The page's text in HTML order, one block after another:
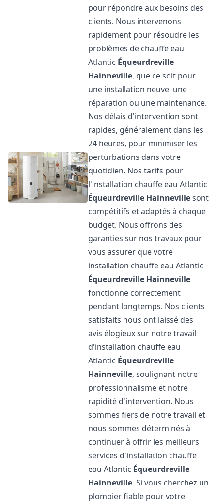
pour répondre aux besoins des
clients. Nous intervenons
rapidement pour résoudre les
problèmes de chauffe eau
Atlantic Équeurdreville
Hainneville, que ce soit pour
une installation neuve, une
réparation ou une maintenance.
Nos délais d'intervention sont
rapides, généralement dans les
24 heures, pour minimiser les
perturbations dans votre
quotidien. Nos tarifs pour
l'installation chauffe eau Atlantic
Équeurdreville Hainnevillesont
compétitifs et adaptés à chaque
budget. Nous offrons des
garanties sur nos travaux pour
vous assurer que votre
installation chauffe eau Atlantic
Équeurdreville Hainneville
fonctionne correctement
pendant longtemps. Nos clients
satisfaits nous ont laissé des
avis élogieux sur notre travail
d'installation chauffe eau
Atlantic Équeurdreville
Hainneville, soulignant notre
professionnalisme et notre
rapidité d'intervention. Nous
sommes fiers de notre travail et
nous sommes déterminés à
continuer à offrir les meilleurs
services d'installation chauffe
eau Atlantic Équeurdreville
Hainneville. Si vous cherchez un
plombier fiable pour votre